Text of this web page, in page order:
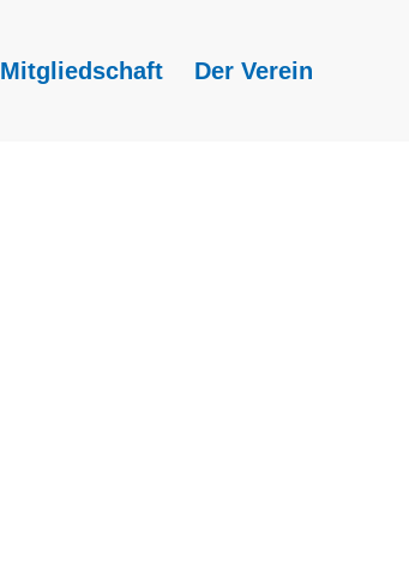
Mitgliedschaft Der Verein